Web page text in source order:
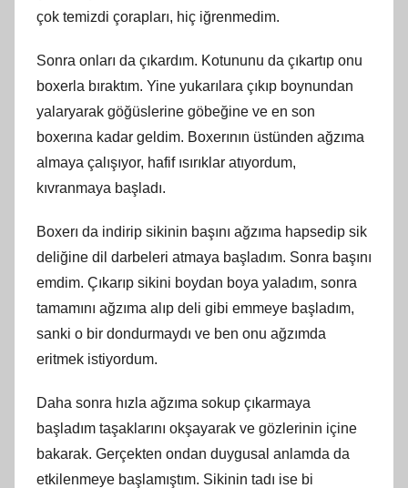
çok temizdi çorapları, hiç iğrenmedim.
Sonra onları da çıkardım. Kotununu da çıkartıp onu
boxerla bıraktım. Yine yukarılara çıkıp boynundan
yalaryarak göğüslerine göbeğine ve en son
boxerına kadar geldim. Boxerının üstünden ağzıma
almaya çalışıyor, hafif ısırıklar atıyordum,
kıvranmaya başladı.
Boxerı da indirip sikinin başını ağzıma hapsedip sik
deliğine dil darbeleri atmaya başladım. Sonra başını
emdim. Çıkarıp sikini boydan boya yaladım, sonra
tamamını ağzıma alıp deli gibi emmeye başladım,
sanki o bir dondurmaydı ve ben onu ağzımda
eritmek istiyordum.
Daha sonra hızla ağzıma sokup çıkarmaya
başladım taşaklarını okşayarak ve gözlerinin içine
bakarak. Gerçekten ondan duygusal anlamda da
etkilenmeye başlamıştım. Sikinin tadı ise bi